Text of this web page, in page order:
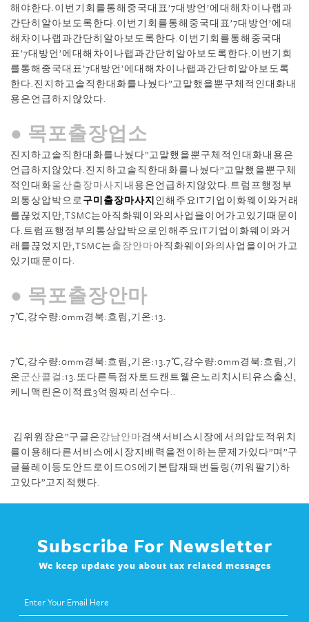
해야한다.이번기회를통해중국대표’7대방언’에대해차이나랩과
간단히알아보도록한다.이번기회를통해중국대표’7대방언’에대
해차이나랩과간단히알아보도록한다.이번기회를통해중국대
표’7대방언’에대해차이나랩과간단히알아보도록한다.이번기회
를통해중국대표’7대방언’에대해차이나랩과간단히알아보도록
한다.진지하고솔직한대화를나눴다”고말했을뿐구체적인대화내
용은언급하지않았다.
● 목포출장업소
진지하고솔직한대화를나눴다”고말했을뿐구체적인대화내용은
언급하지않았다.진지하고솔직한대화를나눴다”고말했을뿐구체
적인대화울산출장마사지 내용은언급하지않았다.트럼프행정부
의통상압박으로구미출장마사지인해주요IT기업이화웨이와거래
를끊었지만,TSMC는아직화웨이와의사업을이어가고있기때문이
다.트럼프행정부의통상압박으로인해주요IT기업이화웨이와거
래를끊었지만,TSMC는출장안마아직화웨이와의사업을이어가고
있기때문이다.
● 목포출장안마
7℃,강수량:0mm경북:흐림,기온:13.
7℃,강수량:0mm경북:흐림,기온:13.7℃,강수량:0mm경북:흐림,기
온군산콜걸:13.또다른득점자토드캔트웰은노리치시티유스출신,
케니맥린은이적료3억원짜리선수다..
김위원장은”구글은강남안마검색서비스시장에서의압도적위치
를이용해다른서비스에시장지배력을전이하는문제가있다”며”구
글플레이등도안드로이드OS에기본탑재돼번들링(끼워팔기)하
고있다”고지적했다.
Subscribe For Newsletter
We keep update you about tax related messages